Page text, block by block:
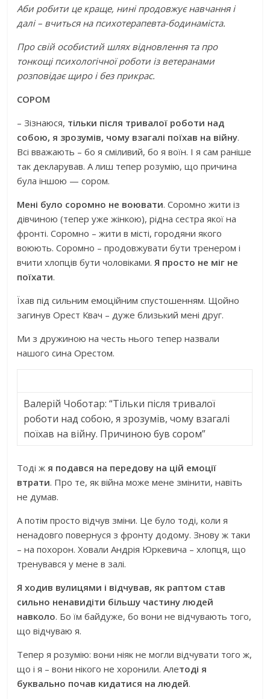
Аби робити це краще, нині продовжує навчання і
далі – вчиться на психотерапевта-бодинаміста.
Про свій особистий шлях відновлення та про
тонкощі психологічної роботи із ветеранами
розповідає щиро і без прикрас.
СОРОМ
– Зізнаюся, тільки після тривалої роботи над
собою, я зрозумів, чому взагалі поїхав на війну.
Всі вважають – бо я сміливий, бо я воїн. І я сам раніше
так декларував. А лиш тепер розумію, що причина
була іншою — сором.
Мені було соромно не воювати. Соромно жити із
дівчиною (тепер уже жінкою), рідна сестра якої на
фронті. Соромно – жити в місті, городяни якого
воюють. Соромно – продовжувати бути тренером і
вчити хлопців бути чоловіками.Я просто не міг не
поїхати.
Їхав під сильним емоційним спустошенням. Щойно
загинув Орест Квач – дуже близький мені друг.
Ми з дружиною на честь нього тепер назвали
нашого сина Орестом.
Валерій Чоботар: “Тільки після тривалої
роботи над собою, я зрозумів, чому взагалі
поїхав на війну. Причиною був сором”
Тоді жя подався на передову на цій емоції
втрати. Про те, як війна може мене змінити, навіть
не думав.
А потім просто відчув зміни. Це було тоді, коли я
ненадовго повернуся з фронту додому. Знову ж таки
– на похорон. Ховали Андрія Юркевича – хлопця, що
тренувався у мене в залі.
Я ходив вулицями і відчував, як раптом став
сильно ненавидіти більшу частину людей
навколо. Бо їм байдуже, бо вони не відчувають того,
що відчуваю я.
Тепер я розумію: вони ніяк не могли відчувати того ж,
що і я – вони нікого не хоронили. Алетоді я
буквально почав кидатися на людей.